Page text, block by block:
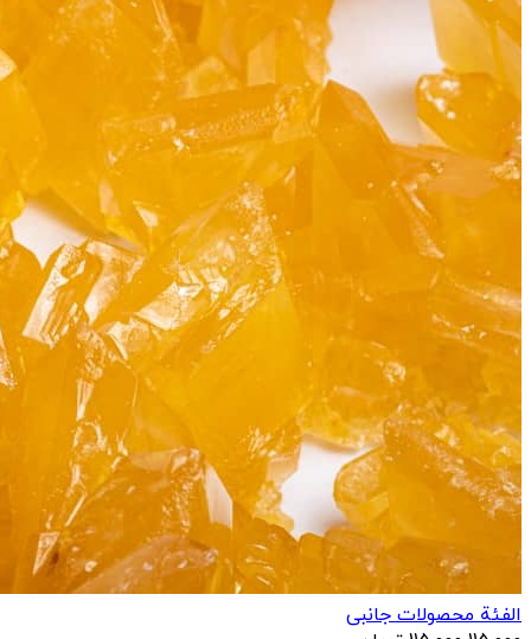
الفئة محصولات جانبی